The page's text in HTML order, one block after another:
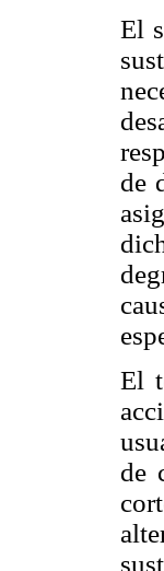
El
de
El
de